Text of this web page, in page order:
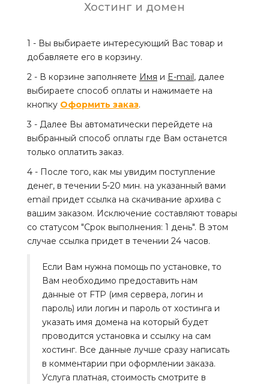
Хостинг и домен
1 - Вы выбираете интересующий Вас товар и
добавляете его в корзину.
2 - В корзине заполняете Имя и E-mail, далее
выбираете способ оплаты и нажимаете на
кнопку Оформить заказ.
3 - Далее Вы автоматически перейдете на
выбранный способ оплаты где Вам останется
только оплатить заказ.
4 - После того, как мы увидим поступление
денег, в течении 5-20 мин. на указанный вами
email придет ссылка на скачивание архива с
вашим заказом. Исключение составляют товары
со статусом "Срок выполнения: 1 день". В этом
случае ссылка придет в течении 24 часов.
Если Вам нужна помощь по установке, то
Вам необходимо предоставить нам
данные от FTP (имя сервера, логин и
пароль) или логин и пароль от хостинга и
указать имя домена на который будет
проводится установка и ссылку на сам
хостинг. Все данные лучше сразу написать
в комментарии при оформлении заказа.
Услуга платная, стоимость смотрите в